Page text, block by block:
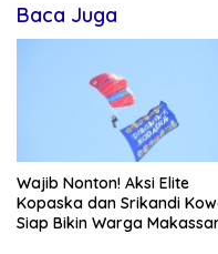
Baca Juga
Wajib Nonton! Aksi Elite
Kopaska dan Srikandi
Siap Bikin Warga